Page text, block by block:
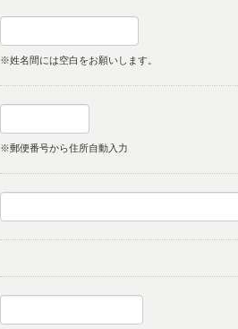
※姓名間には空白をお願いします。
※郵便番号から住所自動入力